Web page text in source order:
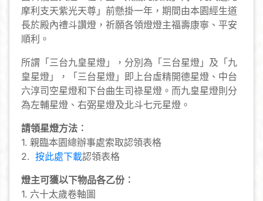
摩利支天紫光天尊」前懸掛一年，期間由本園經生道
長於殿內禮斗讚燈，祈願各領燈燈主福壽康寧、平安
順利。
所謂「三台九皇星燈」，分別為「三台星燈」及「九
皇星燈」，「三台星燈」即上台虛精開德星燈、中台
六淳司空星燈和下台曲生司祿星燈。而九皇星燈則分
為左輔星燈、右弼星燈及北斗七元星燈。
請領星燈方法︰
1. 親臨本園總辦事處索取認領表格
2. 按此處下載認領表格
燈主可獲以下物品各乙份︰
1. 六十太歲卷軸圖